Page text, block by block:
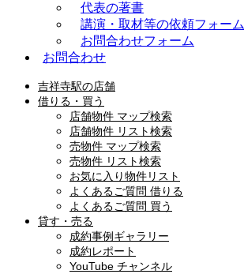
代表の著書
講演・取材等の依頼フォーム
お問合わせフォーム
お問合わせ
吉祥寺駅の店舗
借りる・買う
店舗物件 マップ検索
店舗物件 リスト検索
売物件 マップ検索
売物件 リスト検索
お気に入り物件リスト
よくあるご質問 借りる
よくあるご質問 買う
貸す・売る
成約事例ギャラリー
成約レポート
YouTube チャンネル